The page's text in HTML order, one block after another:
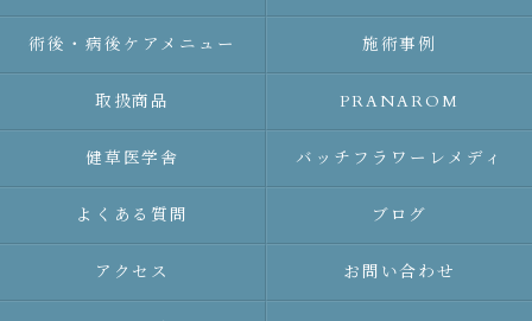
術後・病後ケアメニュー 施術事例
取扱商品 PRANAROM
健草医学舎 バッチフラワーレメディ
よくある質問 ブログ
アクセス お問い合わせ